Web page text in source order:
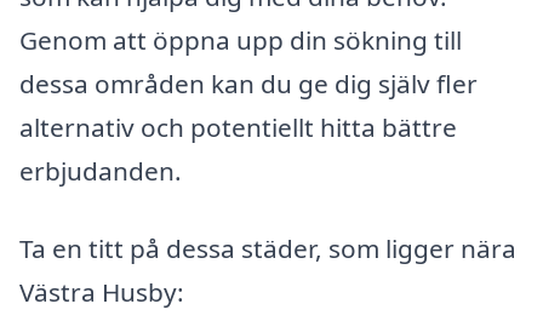
Genom att öppna upp din sökning till
dessa områden kan du ge dig själv fler
alternativ och potentiellt hitta bättre
erbjudanden.
Ta en titt på dessa städer, som ligger nära
Västra Husby: